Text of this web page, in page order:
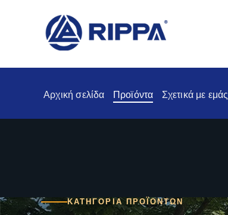
Αρχική σελίδα Προϊόντα Σχετικά με εμάς
ΚΑΤΗΓΟΡΊΑ ΠΡΟΪΌΝΤΩΝ